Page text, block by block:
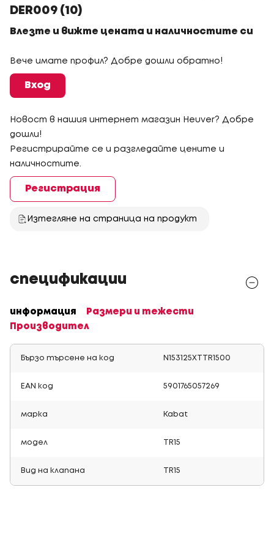
DER009 (10)
Влезте и вижте цената и наличностите си
Вече имате профил? Добре дошли обратно!
Вход
Новост в нашия интернет магазин Heuver? Добре
дошли!
Регистрирайте се и разгледайте цените и
наличностите.
Регистрация
Изтегляне на страница на продукт
спецификации
информация
Размери и тежести
Производител
Бързо търсене на код N153125XTTR1500
EAN код 5901765057269
марка Kabat
модел TR15
Вид на клапана TR15